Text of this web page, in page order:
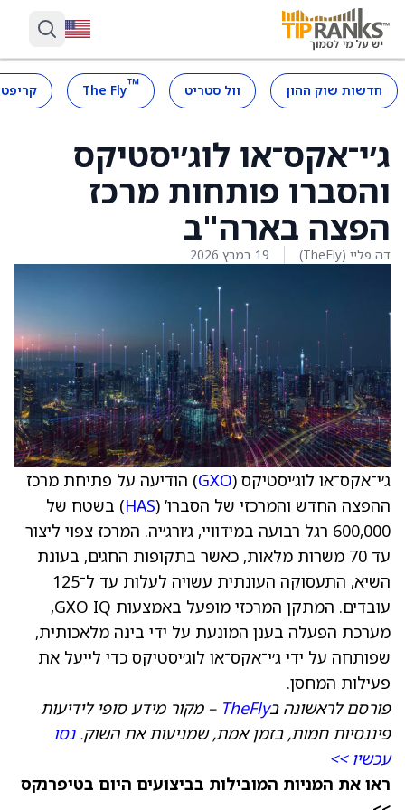
חדשות שוק ההון וול סטריט ™
The Fly
ג׳י־אקס־או לוג׳יסטיקס
והסברו פותחות מרכז
הפצה בארה"ב
דה פליי (TheFly) 19 במרץ 2026
ג׳י־אקס־או לוג׳יסטיקס (GXO) הודיעה על פתיחת מרכז
ההפצה החדש והמרכזי של הסברו’ (HAS) בשטח של
600,000 רגל רבועה במידוויי, ג׳ורג׳יה. המרכז צפוי ליצור
עד 70 משרות מלאות, כאשר בתקופות החגים, בעונת
השיא, התעסוקה העונתית עשויה לעלות עד ל־125
עובדים. המתקן המרכזי מופעל באמצעות GXO IQ,
מערכת הפעלה בענן המונעת על ידי בינה מלאכותית,
שפותחה על ידי ג׳י־אקס־או לוג׳יסטיקס כדי לייעל את
פעילות המחסן.
פורסם לראשונה בTheFly – מקור מידע סופי לידיעות
פיננסיות חמות, בזמן אמת, שמניעות את השוק.נסו
עכשיו >>
ראו את המניות המובילות בביצועים היום בטיפרנקס